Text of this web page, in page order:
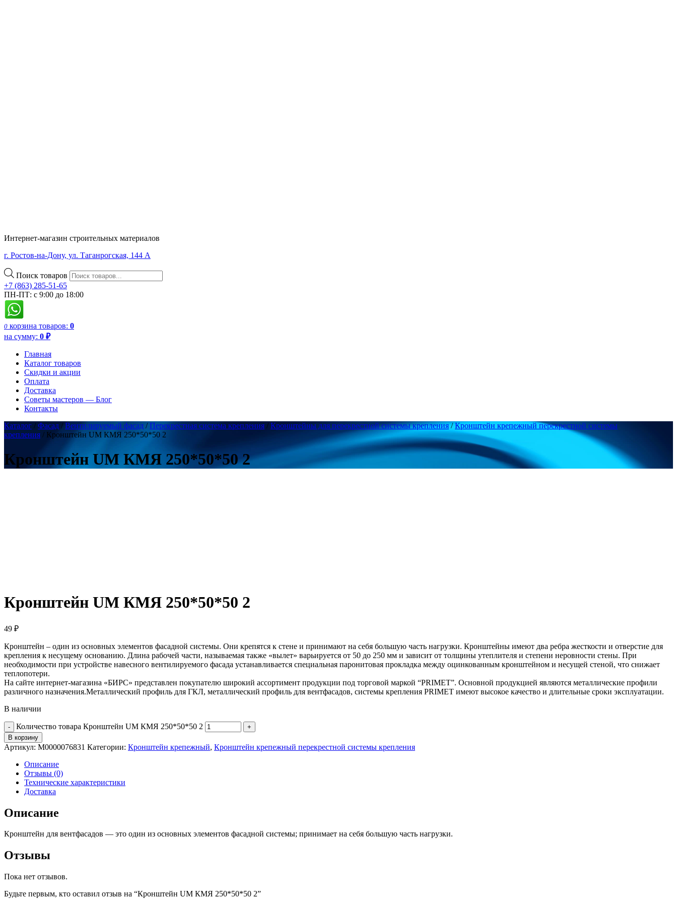
Интернет-магазин строительных материалов
г. Ростов-на-Дону, ул. Таганрогская, 144 А
Поиск товаров
+7 (863) 285-51-65
ПН-ПТ: с 9:00 до 18:00
0 корзина товаров: 0
на сумму: 0 ₽
Главная
Каталог товаров
Скидки и акции
Оплата
Доставка
Советы мастеров — Блог
Контакты
Каталог / Фасад /Вентилируемый фасад /Перекрестная система крепления / Кронштейны для перекрестной системы крепления/Кронштейн крепежный перекрестной системы
крепления / Кронштейн UM КМЯ 250*50*50 2
Кронштейн UM КМЯ 250*50*50 2
Кронштейн UM КМЯ 250*50*50 2
49 ₽
Кронштейн – один из основных элементов фасадной системы. Они крепятся к стене и принимают на себя большую часть нагрузки. Кронштейны имеют два ребра жесткости и отверстие для
крепления к несущему основанию. Длина рабочей части, называемая также «вылет» варьируется от 50 до 250 мм и зависит от толщины утеплителя и степени неровности стены. При
необходимости при устройстве навесного вентилируемого фасада устанавливается специальная паронитовая прокладка между оцинкованным кронштейном и несущей стеной, что снижает
теплопотери.
На сайте интернет-магазина «БИРС» представлен покупателю широкий ассортимент продукции под торговой маркой “PRIMET”. Основной продукцией являются металлические профили
различного назначения.Металлический профиль для ГКЛ, металлический профиль для вентфасадов, системы крепления PRIMET имеют высокое качество и длительные сроки эксплуатации.
В наличии
Количество товара Кронштейн UM КМЯ 250*50*50 2
В корзину
Артикул: М0000076831 Категории: Кронштейн крепежный, Кронштейн крепежный перекрестной системы крепления
Описание
Отзывы (0)
Технические характеристики
Доставка
Описание
Кронштейн для вентфасадов — это один из основных элементов фасадной системы; принимает на себя большую часть нагрузки.
Отзывы
Пока нет отзывов.
Будьте первым, кто оставил отзыв на “Кронштейн UM КМЯ 250*50*50 2”